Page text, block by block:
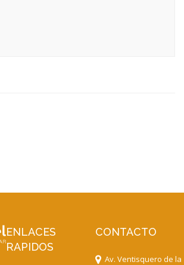
ENLACES
RAPIDOS
CONTACTO
Av. Ventisquero de la